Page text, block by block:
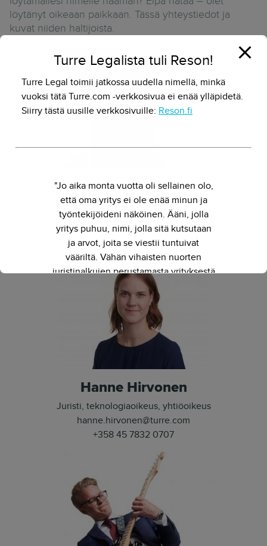
löytänyt oikeaan paikkaan. Tässä yhteystiedot ja
kuvat niiden haltijoista.
Herkko Hietanen
Osakas, startup-oikeus
herkko.hietanen@turre.com
+358 50 384 1634
Hanne Hirvonen
Juristi, teknologiaoikeus, yhtiöoikeus
hanne.hirvonen@turre.com
+358 45 7832 0707
Turre Legalista tuli Reson!
Turre Legal toimii jatkossa uudella nimellä, minkä
vuoksi tätä Turre.com -verkkosivua ei enää ylläpidetä.
Siirry tästä uusille verkkosivuille: Reson.fi
"Jo aika monta vuotta oli sellainen olo,
että oma yritys ei ole enää minun ja
työntekijöideni näköinen. Ääni, jolla
yritys puhuu, nimi, jolla sitä kutsutaan
ja arvot, joita se viestii tuntuivat
vääriltä. Vähän vihaisten nuorten
juristinalkujen perustamasta yrityksestä
on kasvanut kokenut ja
näkemyksellinen asiantuntijayritys.
Siksi julkaisimme uuden nimen ja
verkkosivun. Out with the old - in with
the new."
- Herkko Hietanen